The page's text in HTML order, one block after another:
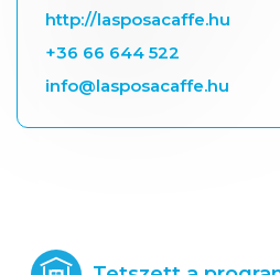
http://lasposacaffe.hu
+36 66 644 522
info@lasposacaffe.hu